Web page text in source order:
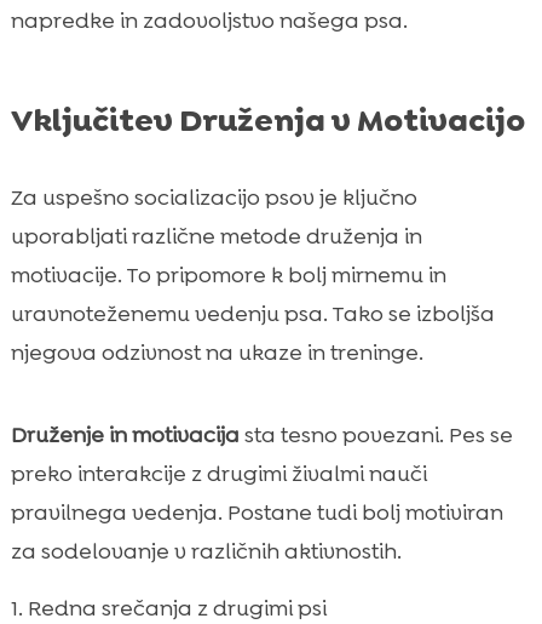
napredke in zadovoljstvo našega psa.
Vključitev Druženja v Motivacijo
Za uspešno socializacijo psov je ključno
uporabljati različne metode druženja in
motivacije. To pripomore k bolj mirnemu in
uravnoteženemu vedenju psa. Tako se izboljša
njegova odzivnost na ukaze in treninge.
Druženje in motivacija sta tesno povezani. Pes se
preko interakcije z drugimi živalmi nauči
pravilnega vedenja. Postane tudi bolj motiviran
za sodelovanje v različnih aktivnostih.
Redna srečanja z drugimi psi